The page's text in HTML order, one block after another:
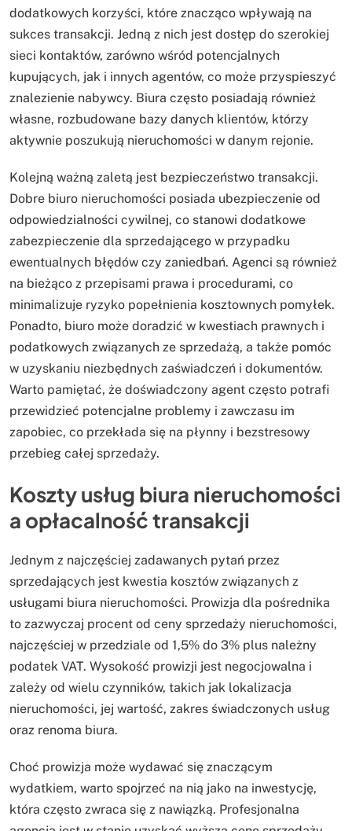
dodatkowych korzyści, które znacząco wpływają na
sukces transakcji. Jedną z nich jest dostęp do szerokiej
sieci kontaktów, zarówno wśród potencjalnych
kupujących, jak i innych agentów, co może przyspieszyć
znalezienie nabywcy. Biura często posiadają również
własne, rozbudowane bazy danych klientów, którzy
aktywnie poszukują nieruchomości w danym rejonie.
Kolejną ważną zaletą jest bezpieczeństwo transakcji.
Dobre biuro nieruchomości posiada ubezpieczenie od
odpowiedzialności cywilnej, co stanowi dodatkowe
zabezpieczenie dla sprzedającego w przypadku
ewentualnych błędów czy zaniedbań. Agenci są również
na bieżąco z przepisami prawa i procedurami, co
minimalizuje ryzyko popełnienia kosztownych pomyłek.
Ponadto, biuro może doradzić w kwestiach prawnych i
podatkowych związanych ze sprzedażą, a także pomóc
w uzyskaniu niezbędnych zaświadczeń i dokumentów.
Warto pamiętać, że doświadczony agent często potrafi
przewidzieć potencjalne problemy i zawczasu im
zapobiec, co przekłada się na płynny i bezstresowy
przebieg całej sprzedaży.
Koszty usług biura nieruchomości
a opłacalność transakcji
Jednym z najczęściej zadawanych pytań przez
sprzedających jest kwestia kosztów związanych z
usługami biura nieruchomości. Prowizja dla pośrednika
to zazwyczaj procent od ceny sprzedaży nieruchomości,
najczęściej w przedziale od 1,5% do 3% plus należny
podatek VAT. Wysokość prowizji jest negocjowalna i
zależy od wielu czynników, takich jak lokalizacja
nieruchomości, jej wartość, zakres świadczonych usług
oraz renoma biura.
Choć prowizja może wydawać się znaczącym
wydatkiem, warto spojrzeć na nią jako na inwestycję,
która często zwraca się z nawiązką. Profesjonalna